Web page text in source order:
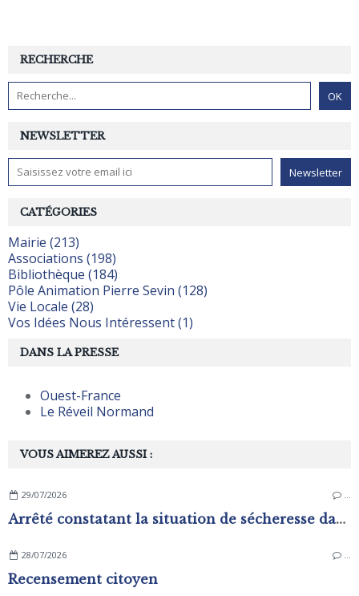
NEWSLETTER
RECHERCHE
VOUS AIMEREZ AUSSI :
29/07/2026 …
Arrêté constatant la situation de sécheresse dans les zones d'alerte du département de L'Orne
28/07/2026 …
Recensement citoyen
CATÉGORIES
Mairie (213)
Associations (198)
Bibliothèque (184)
Pôle Animation Pierre Sevin (128)
Vie Locale (28)
Vos Idées Nous Intéressent (1)
DANS LA PRESSE
Ouest-France
Le Réveil Normand